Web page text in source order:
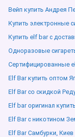
Вейп купить Андрея
Купить электронные
Купить elf bar с
Одноразовые
Сертифицированные
Elf Bar купить оптом
Elf Bar со скидкой
Elf bar оригинал
Elf Bar с никотином
Elf Bar Самбурки, Киев